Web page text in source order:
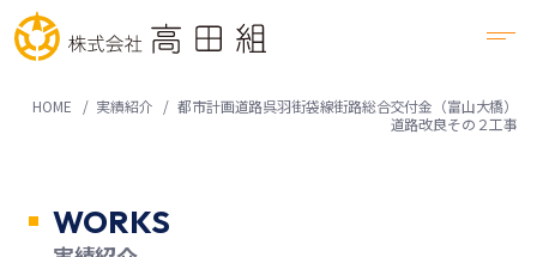
HOME 実績紹介
都市計画道路呉羽街袋線街路総合交付金（富山大橋）
道路改良その２工事
WORKS